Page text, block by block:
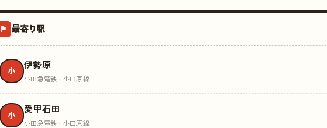
⚑ 最寄り駅
小
伊勢原
小田急電鉄 · 小田原線
小
愛甲石田
小田急電鉄 · 小田原線